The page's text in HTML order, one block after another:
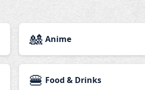
🎎 Anime
🍔 Food & Drinks